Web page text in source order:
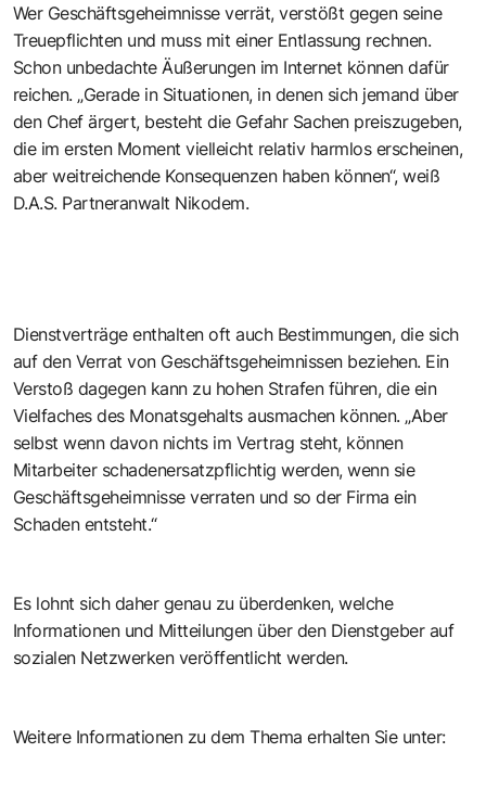
Wer Geschäftsgeheimnisse verrät, verstößt gegen seine
Treuepflichten und muss mit einer Entlassung rechnen.
Schon unbedachte Äußerungen im Internet können dafür
reichen. „Gerade in Situationen, in denen sich jemand über
den Chef ärgert, besteht die Gefahr Sachen preiszugeben,
die im ersten Moment vielleicht relativ harmlos erscheinen,
aber weitreichende Konsequenzen haben können“, weiß
D.A.S. Partneranwalt Nikodem.
Dienstverträge enthalten oft auch Bestimmungen, die sich
auf den Verrat von Geschäftsgeheimnissen beziehen. Ein
Verstoß dagegen kann zu hohen Strafen führen, die ein
Vielfaches des Monatsgehalts ausmachen können. „Aber
selbst wenn davon nichts im Vertrag steht, können
Mitarbeiter schadenersatzpflichtig werden, wenn sie
Geschäftsgeheimnisse verraten und so der Firma ein
Schaden entsteht.“
Es lohnt sich daher genau zu überdenken, welche
Informationen und Mitteilungen über den Dienstgeber auf
sozialen Netzwerken veröffentlicht werden.
Weitere Informationen zu dem Thema erhalten Sie unter: